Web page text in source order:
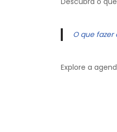
O que fazer
Explore a